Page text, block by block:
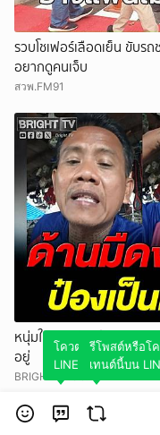
รวบโชเฟอร์เลือดเย็น ขับร
อยากดูคนเจ็บ
สวพ.FM91
หนุ่มใหญ่ ตอบ! ป๋องคนของต
อยู่
BRIGHTTV.CO.TH
โควตมุมมองของคุ
LINE TODAY
รีโพสต์หรือโ
เทนต์นี้บน